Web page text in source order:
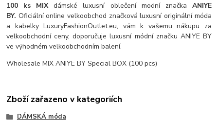
100 ks MIXdámské luxusní oblečení modní značka ANIYE
BY. Oficiální online velkoobchod značková luxusní originální móda
a kabelky LuxuryFashionOutlet.eu, vám k vašemu nákupu za
velkoobchodní ceny, doporučuje luxusní módní značku ANIYE BY
ve výhodném velkoobchodním balení.
Wholesale MIX ANIYE BY Special BOX (100 pcs)
Zboží zařazeno v kategoriích
DÁMSKÁ móda